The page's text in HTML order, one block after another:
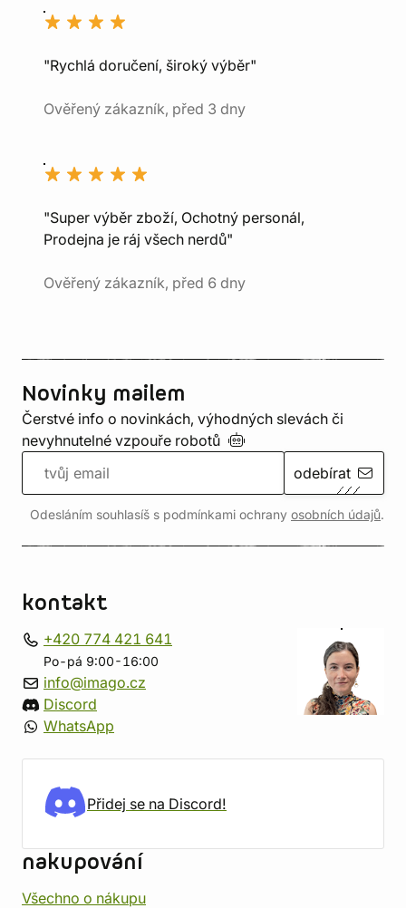
"Rychlá doručení, široký výběr"
Ověřený zákazník, před 3 dny
"Super výběr zboží, Ochotný personál,
Prodejna je ráj všech nerdů"
Ověřený zákazník, před 6 dny
Novinky mailem
Čerstvé info o novinkách, výhodných slevách či
nevyhnutelné vzpouře robotů
odebírat
Odesláním souhlasíš s podmínkami ochrany osobních údajů.
kontakt
+420 774 421 641
Po-pá 9:00-16:00
info@imago.cz
Discord
WhatsApp
Přidej se na Discord!
nakupování
Všechno o nákupu